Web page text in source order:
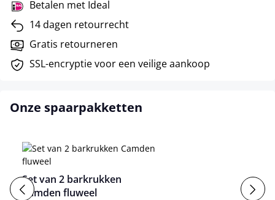
Betalen met Ideal
14 dagen retourrecht
Gratis retourneren
SSL-encryptie voor een veilige aankoop
Onze spaarpakketten
Set van 2 barkrukken
Camden fluweel